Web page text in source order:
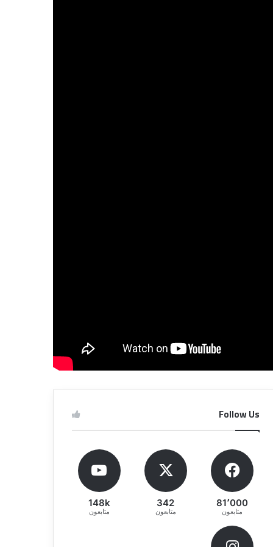
Follow Us
81٬000
متابعون
342
متابعون
148k
متابعون